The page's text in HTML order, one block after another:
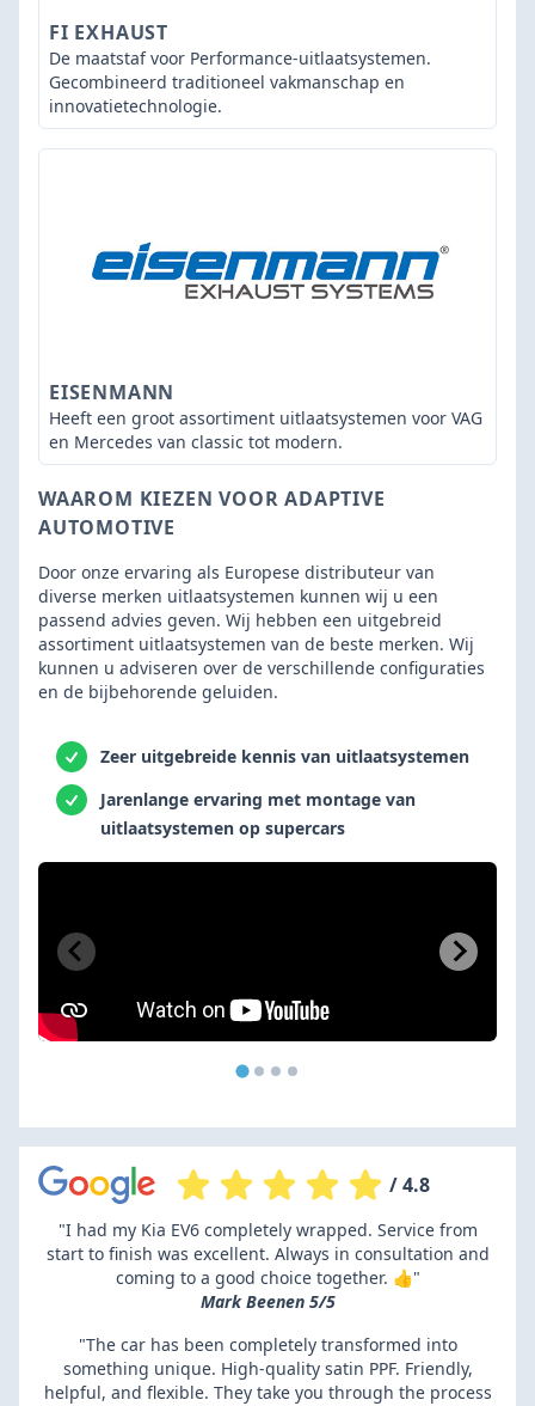
FI EXHAUST
De maatstaf voor Performance-uitlaatsystemen.
Gecombineerd traditioneel vakmanschap en
innovatietechnologie.
EISENMANN
Heeft een groot assortiment uitlaatsystemen voor VAG
en Mercedes van classic tot modern.
WAAROM KIEZEN VOOR ADAPTIVE
AUTOMOTIVE
Door onze ervaring als Europese distributeur van
diverse merken uitlaatsystemen kunnen wij u een
passend advies geven. Wij hebben een uitgebreid
assortiment uitlaatsystemen van de beste merken. Wij
kunnen u adviseren over de verschillende configuraties
en de bijbehorende geluiden.
Zeer uitgebreide kennis van uitlaatsystemen
Jarenlange ervaring met montage van
uitlaatsystemen op supercars
/ 4.8
"I had my Kia EV6 completely wrapped. Service from
start to finish was excellent. Always in consultation and
coming to a good choice together. 👍"
Mark Beenen 5/5
"The car has been completely transformed into
something unique. High-quality satin PPF. Friendly,
helpful, and flexible. They take you through the process